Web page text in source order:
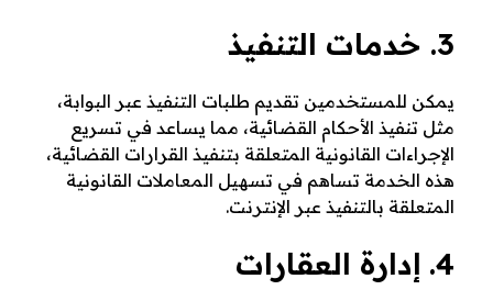
3. خدمات التنفيذ
يمكن للمستخدمين تقديم طلبات التنفيذ عبر البوابة،
مثل تنفيذ الأحكام القضائية، مما يساعد في تسريع
الإجراءات القانونية المتعلقة بتنفيذ القرارات القضائية،
هذه الخدمة تساهم في تسهيل المعاملات القانونية
المتعلقة بالتنفيذ عبر الإنترنت.
4. إدارة العقارات